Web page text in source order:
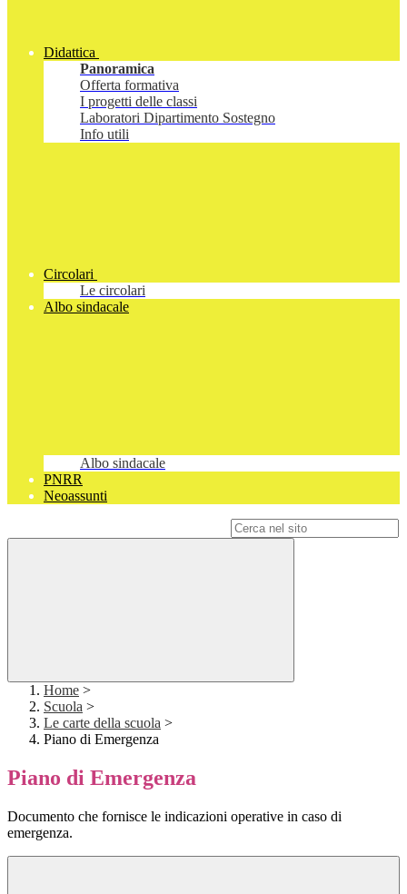
Didattica
Panoramica
Offerta formativa
I progetti delle classi
Laboratori Dipartimento Sostegno
Info utili
Circolari
Le circolari
Albo sindacale
Albo sindacale
PNRR
Neoassunti
Home >
Scuola >
Le carte della scuola >
Piano di Emergenza
Piano di Emergenza
Documento che fornisce le indicazioni operative in caso di
emergenza.